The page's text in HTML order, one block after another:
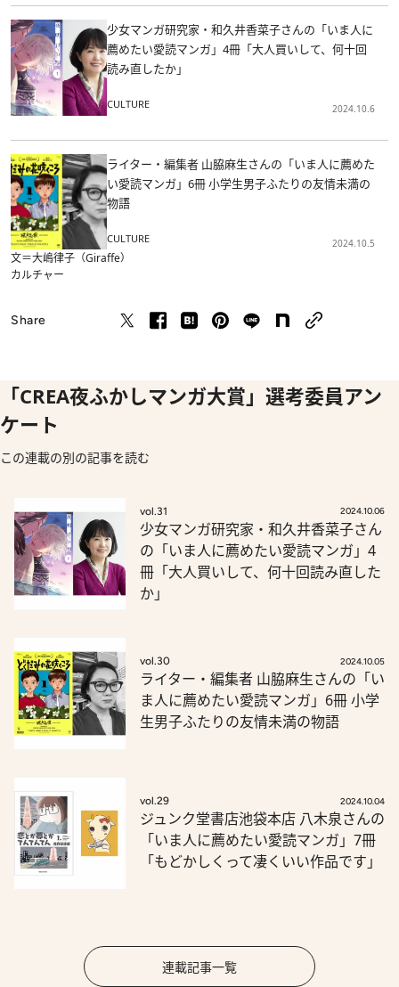
少女マンガ研究家・和久井香菜子さんの「いま人に
薦めたい愛読マンガ」4冊「大人買いして、何十回
読み直したか」
CULTURE 2024.10.6
ライター・編集者 山脇麻生さんの「いま人に薦めた
い愛読マンガ」6冊 小学生男子ふたりの友情未満の
物語
CULTURE 2024.10.5
文＝大嶋律子（Giraffe）
カルチャー
Share
「CREA夜ふかしマンガ大賞」選考委員アン
ケート
この連載の別の記事を読む
vol.31 2024.10.06
少女マンガ研究家・和久井香菜子さん
の「いま人に薦めたい愛読マンガ」4
冊「大人買いして、何十回読み直した
か」
vol.30 2024.10.05
ライター・編集者 山脇麻生さんの「い
ま人に薦めたい愛読マンガ」6冊 小学
生男子ふたりの友情未満の物語
vol.29 2024.10.04
ジュンク堂書店池袋本店 八木泉さんの
「いま人に薦めたい愛読マンガ」7冊
「もどかしくって凄くいい作品です」
連載記事一覧